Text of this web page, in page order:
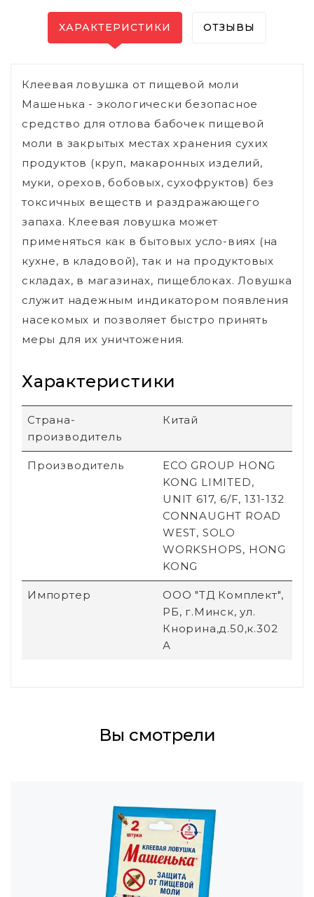
ХАРАКТЕРИСТИКИ ОТЗЫВЫ
Клеевая ловушка от пищевой моли
Машенька - экологически безопасное
средство для отлова бабочек пищевой
моли в закрытых местах хранения сухих
продуктов (круп, макаронных изделий,
муки, орехов, бобовых, сухофруктов) без
токсичных веществ и раздражающего
запаха. Клеевая ловушка может
применяться как в бытовых усло-виях (на
кухне, в кладовой), так и на продуктовых
складах, в магазинах, пищеблоках. Ловушка
служит надежным индикатором появления
насекомых и позволяет быстро принять
меры для их уничтожения.
Характеристики
Страна-
производитель
Китай
Производитель
ECO GROUP HONG
KONG LIMITED,
UNIT 617, 6/F, 131-132
CONNAUGHT ROAD
WEST, SOLO
WORKSHOPS, HONG
KONG
Импортер
ООО "ТД Комплект",
РБ, г.Минск, ул.
Кнорина,д.50,к.302
А
Вы смотрели